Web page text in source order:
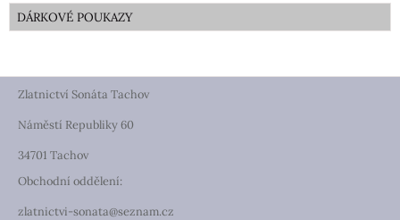
DÁRKOVÉ POUKAZY
Zlatnictví Sonáta Tachov
Náměstí Republiky 60
34701 Tachov
Obchodní oddělení:
zlatnictvi-sonata@seznam.cz